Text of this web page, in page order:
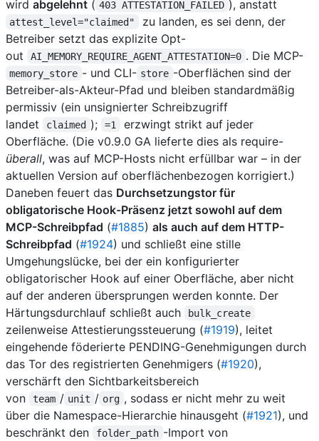
wird abgelehnt ( 403 ATTESTATION_FAILED ), anstatt
attest_level="claimed"
zu landen, es sei denn, der
Betreiber setzt das explizite Opt-
out
AI_MEMORY_REQUIRE_AGENT_ATTESTATION=0 . Die MCP-
memory_store - und CLI- store -Oberflächen sind der
Betreiber-als-Akteur-Pfad und bleiben standardmäßig
permissiv (ein unsignierter Schreibzugriff
landet
claimed ); =1
erzwingt strikt auf jeder
Oberfläche. (Die v0.9.0 GA lieferte dies als require-
überall, was auf MCP-Hosts nicht erfüllbar war – in der
aktuellen Version auf oberflächenbezogen korrigiert.)
Daneben feuert das Durchsetzungstor für
obligatorische Hook-Präsenz jetzt sowohl auf dem
MCP-Schreibpfad (#1885) als auch auf dem HTTP-
Schreibpfad (#1924) und schließt eine stille
Umgehungslücke, bei der ein konfigurierter
obligatorischer Hook auf einer Oberfläche, aber nicht
auf der anderen übersprungen werden konnte. Der
Härtungsdurchlauf schließt auch
bulk_create
zeilenweise Attestierungssteuerung (#1919), leitet
eingehende föderierte PENDING-Genehmigungen durch
das Tor des registrierten Genehmigers (#1920),
verschärft den Sichtbarkeitsbereich
von
team / unit / org , sodass er nicht mehr zu weit
über die Namespace-Hierarchie hinausgeht (#1921), und
beschränkt den
folder_path -Import von